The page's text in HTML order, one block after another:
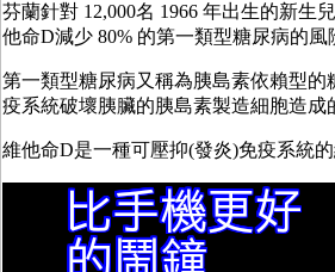
芬蘭針對 12,000名 1966 年出生的新生
他命D減少 80% 的第一類型糖尿病的風
第一類型糖尿病又稱為胰島素依賴型的
疫系統破壞胰臟的胰島素製造細胞造成
維他命D是一種可壓抑(發炎)免疫系統的